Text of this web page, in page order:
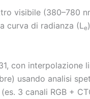
visibile (380–780
curva di radianza (Le
con interpolazione
usando analisi
3 canali RGB +